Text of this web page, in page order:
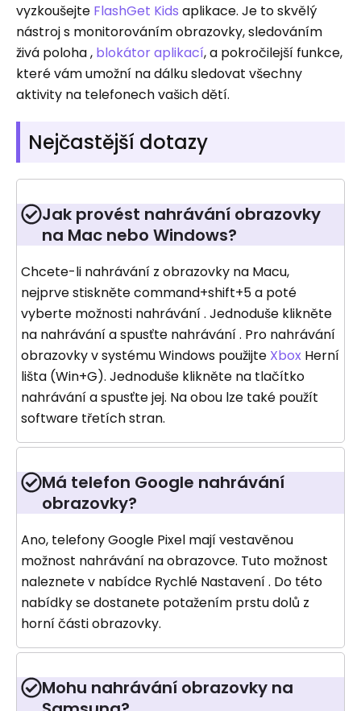
vyzkoušejte FlashGet Kids aplikace. Je to skvělý
nástroj s monitorováním obrazovky, sledováním
živá poloha , blokátor aplikací, a pokročilejší funkce,
které vám umožní na dálku sledovat všechny
aktivity na telefonech vašich dětí.
Nejčastější dotazy
Jak provést nahrávání obrazovky
na Mac nebo Windows?
Chcete-li nahrávání z obrazovky na Macu,
nejprve stiskněte command+shift+5 a poté
vyberte možnosti nahrávání . Jednoduše klikněte
na nahrávání a spusťte nahrávání . Pro nahrávání
obrazovky v systému Windows použijte Xbox Herní
lišta (Win+G). Jednoduše klikněte na tlačítko
nahrávání a spusťte jej. Na obou lze také použít
software třetích stran.
Má telefon Google nahrávání
obrazovky?
Ano, telefony Google Pixel mají vestavěnou
možnost nahrávání na obrazovce. Tuto možnost
naleznete v nabídce Rychlé Nastavení . Do této
nabídky se dostanete potažením prstu dolů z
horní části obrazovky.
Mohu nahrávání obrazovky na